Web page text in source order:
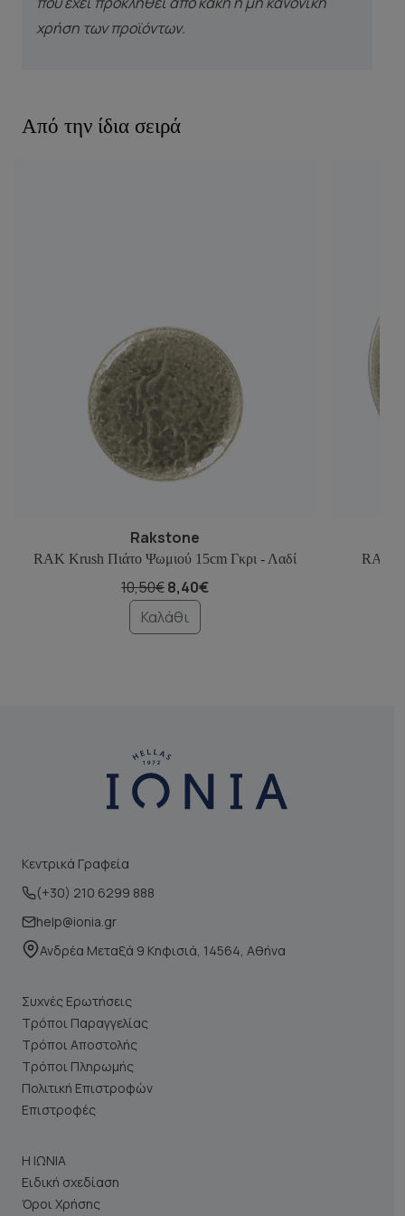
χρήση των προϊόντων.
Από την ίδια σειρά
Rakstone
RAK Krush Πιάτο Ψωμιού 15cm Γκρι - Λαδί
10,50€8,40€
Καλάθι
RAK
Κεντρικά Γραφεία
(+30) 210 6299 888
help@ionia.gr
Ανδρέα Μεταξά 9 Κηφισιά, 14564, Αθήνα
Συχνές Ερωτήσεις
Τρόποι Παραγγελίας
Τρόποι Αποστολής
Τρόποι Πληρωμής
Πολιτική Επιστροφών
Επιστροφές
Η ΙΩΝΙΑ
Ειδική σχεδίαση
Όροι Χρήσης